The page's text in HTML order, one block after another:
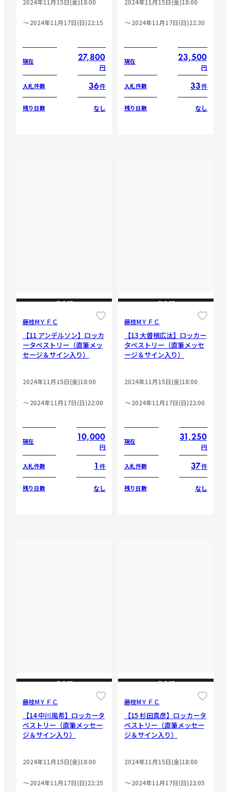
2024年11月17日(日)22:15
現在 27,800
円
入札件数 36件
残り日数 なし
2024年11月17日(日)22:30
現在 23,500
円
入札件数 33件
残り日数 なし
CLOSE
藤枝МＹＦＣ
【11 アンデルソン】ロッカ
ータペストリー（直筆メッ
セージ＆サイン入り）
2024年11月15日(金)18:00
2024年11月17日(日)22:00
現在 10,000
円
入札件数 1 件
残り日数 なし
CLOSE
藤枝МＹＦＣ
【13 大曽根広汰】ロッカー
タペストリー（直筆メッセ
ージ＆サイン入り）
2024年11月15日(金)18:00
2024年11月17日(日)22:00
現在 31,250
円
入札件数 37件
残り日数 なし
CLOSE
藤枝МＹＦＣ
【14 中川風希】ロッカータ
ペストリー（直筆メッセー
ジ＆サイン入り）
2024年11月15日(金)18:00
2024年11月17日(日)22:25
CLOSE
藤枝МＹＦＣ
【15 杉田真彦】ロッカータ
ペストリー（直筆メッセー
ジ＆サイン入り）
2024年11月15日(金)18:00
2024年11月17日(日)22:05